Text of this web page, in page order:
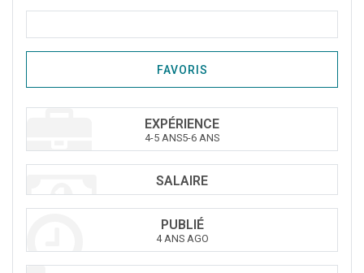
FAVORIS
EXPÉRIENCE
4-5 ANS5-6 ANS
SALAIRE
PUBLIÉ
4 ANS AGO